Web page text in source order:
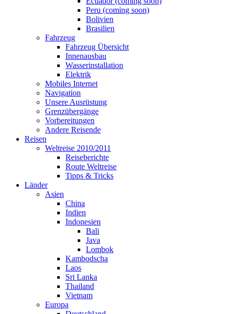
Peru (coming soon)
Bolivien
Brasilien
Fahrzeug
Fahrzeug Übersicht
Innenausbau
Wasserinstallation
Elektrik
Mobiles Internet
Navigation
Unsere Ausrüstung
Grenzübergänge
Vorbereitungen
Andere Reisende
Reisen
Weltreise 2010/2011
Reiseberichte
Route Weltreise
Tipps & Tricks
Länder
Asien
China
Indien
Indonesien
Bali
Java
Lombok
Kambodscha
Laos
Sri Lanka
Thailand
Vietnam
Europa